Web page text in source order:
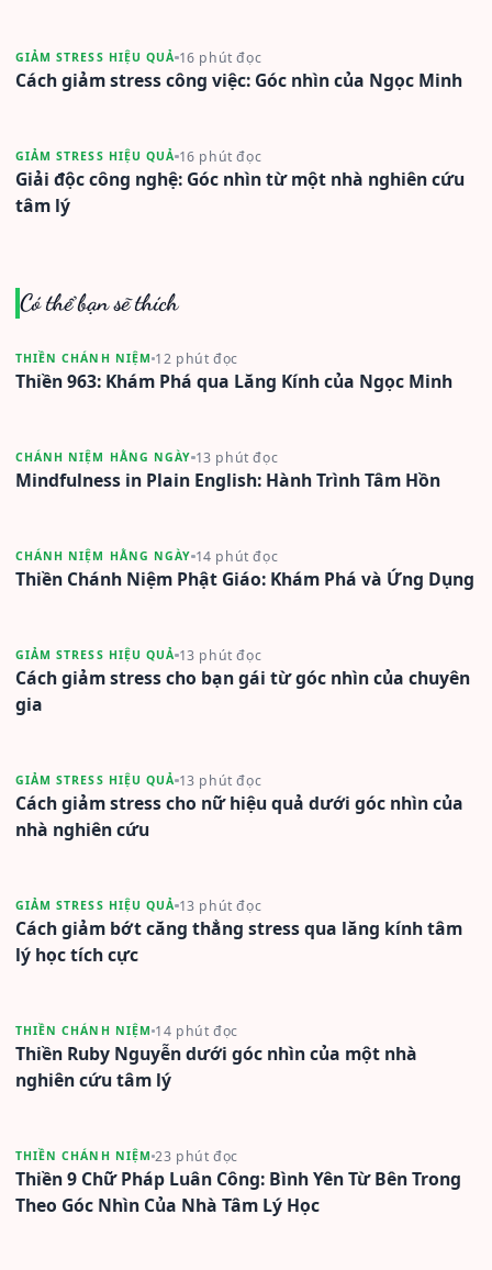
GIẢM STRESS HIỆU QUẢ 16 phút đọc
Cách giảm stress công việc: Góc nhìn của Ngọc Minh
GIẢM STRESS HIỆU QUẢ 16 phút đọc
Giải độc công nghệ: Góc nhìn từ một nhà nghiên cứu
tâm lý
Có thể bạn sẽ thích
THIỀN CHÁNH NIỆM 12 phút đọc
Thiền 963: Khám Phá qua Lăng Kính của Ngọc Minh
CHÁNH NIỆM HẰNG NGÀY 13 phút đọc
Mindfulness in Plain English: Hành Trình Tâm Hồn
CHÁNH NIỆM HẰNG NGÀY 14 phút đọc
Thiền Chánh Niệm Phật Giáo: Khám Phá và Ứng Dụng
GIẢM STRESS HIỆU QUẢ 13 phút đọc
Cách giảm stress cho bạn gái từ góc nhìn của chuyên
gia
GIẢM STRESS HIỆU QUẢ 13 phút đọc
Cách giảm stress cho nữ hiệu quả dưới góc nhìn của
nhà nghiên cứu
GIẢM STRESS HIỆU QUẢ 13 phút đọc
Cách giảm bớt căng thẳng stress qua lăng kính tâm
lý học tích cực
THIỀN CHÁNH NIỆM 14 phút đọc
Thiền Ruby Nguyễn dưới góc nhìn của một nhà
nghiên cứu tâm lý
THIỀN CHÁNH NIỆM 23 phút đọc
Thiền 9 Chữ Pháp Luân Công: Bình Yên Từ Bên Trong
Theo Góc Nhìn Của Nhà Tâm Lý Học